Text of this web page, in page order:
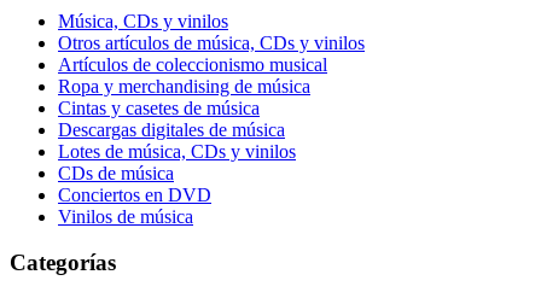
Música, CDs y vinilos
Otros artículos de música, CDs y vinilos
Artículos de coleccionismo musical
Ropa y merchandising de música
Cintas y casetes de música
Descargas digitales de música
Lotes de música, CDs y vinilos
CDs de música
Conciertos en DVD
Vinilos de música
Categorías